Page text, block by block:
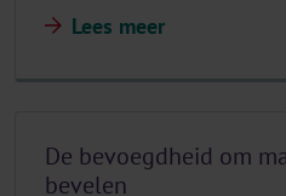
Lees meer
De bevoegdheid om
bevelen